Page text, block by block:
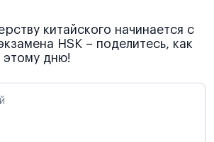
китайского начинается с
HSK – поделитесь, как
этому дню!